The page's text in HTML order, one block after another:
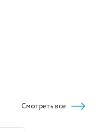
Смотреть все